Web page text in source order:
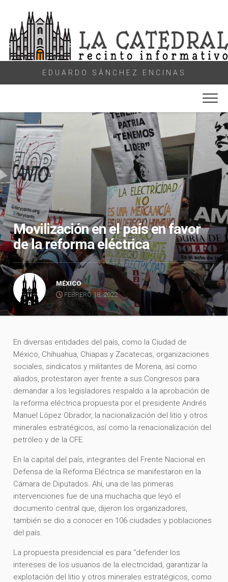
content
EDUARDO SÁNCHEZ ENCINAS
Movilización en el país en favor
de la reforma eléctrica
MÉXICO
FEBRERO 18, 2022
En diversas entidades del país, como la Ciudad de
México, Chihuahua, Chiapas y Zacatecas, organizaciones
sociales, sindicatos y militantes de Morena, así como
aliados, protestaron ayer frente a sus Congresos para
demandar a los legisladores respaldo a la aprobación de
la reforma eléctrica propuesta por el presidente Andrés
Manuel López Obrador, la nacionalización del litio y otros
minerales estratégicos, así como la renacionalización del
petróleo y de la CFE.
En la capital del país, integrantes del Frente Nacional en
Defensa de la Reforma Eléctrica se manifestaron en la
Cámara de Diputados. Ahí, una de las primeras
intervenciones fue de una muchacha que leyó el
documento central que, dijeron los organizadores,
también se dio a conocer en 106 ciudades y poblaciones
del país.
La propuesta presidencial es para “defender los
intereses de los usuarios de la electricidad, garantizar la
explotación del litio y otros minerales estratégicos, como